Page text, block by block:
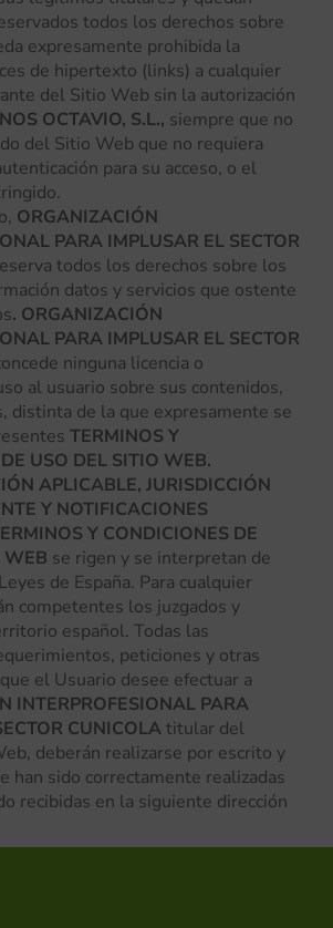
todos los derechos sobre
expresamente prohibida la
de hipertexto (links) a cualquier
del Sitio Web sin la autorización
OCTAVIO, S.L., siempre que no
del Sitio Web que no requiera
para su acceso, o el
ORGANIZACIÓN
PARA IMPLUSAR EL SECTOR
todos los derechos sobre los
datos y servicios que ostente
. ORGANIZACIÓN
PARA IMPLUSAR EL SECTOR
ninguna licencia o
al usuario sobre sus contenidos,
distinta de la que expresamente se
TERMINOS Y
USO DEL SITIO WEB.
APLICABLE, JURISDICCIÓN
Y NOTIFICACIONES
Y CONDICIONES DE
WEB se rigen y se interpretan de
de España. Para cualquier
competentes los juzgados y
español. Todas las
peticiones y otras
el Usuario desee efectuar a
INTERPROFESIONAL PARA
CUNICOLAtitular del
deberán realizarse por escrito y
han sido correctamente realizadas
recibidas en la siguiente dirección